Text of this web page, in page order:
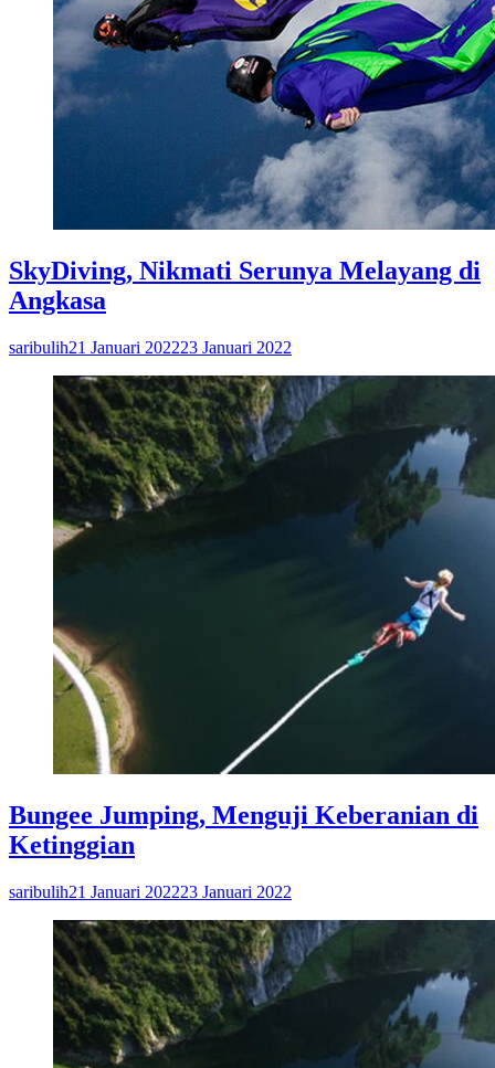
SkyDiving, Nikmati Serunya Melayang di
Angkasa
saribulih21 Januari 202223 Januari 2022
Bungee Jumping, Menguji Keberanian di
Ketinggian
saribulih21 Januari 202223 Januari 2022